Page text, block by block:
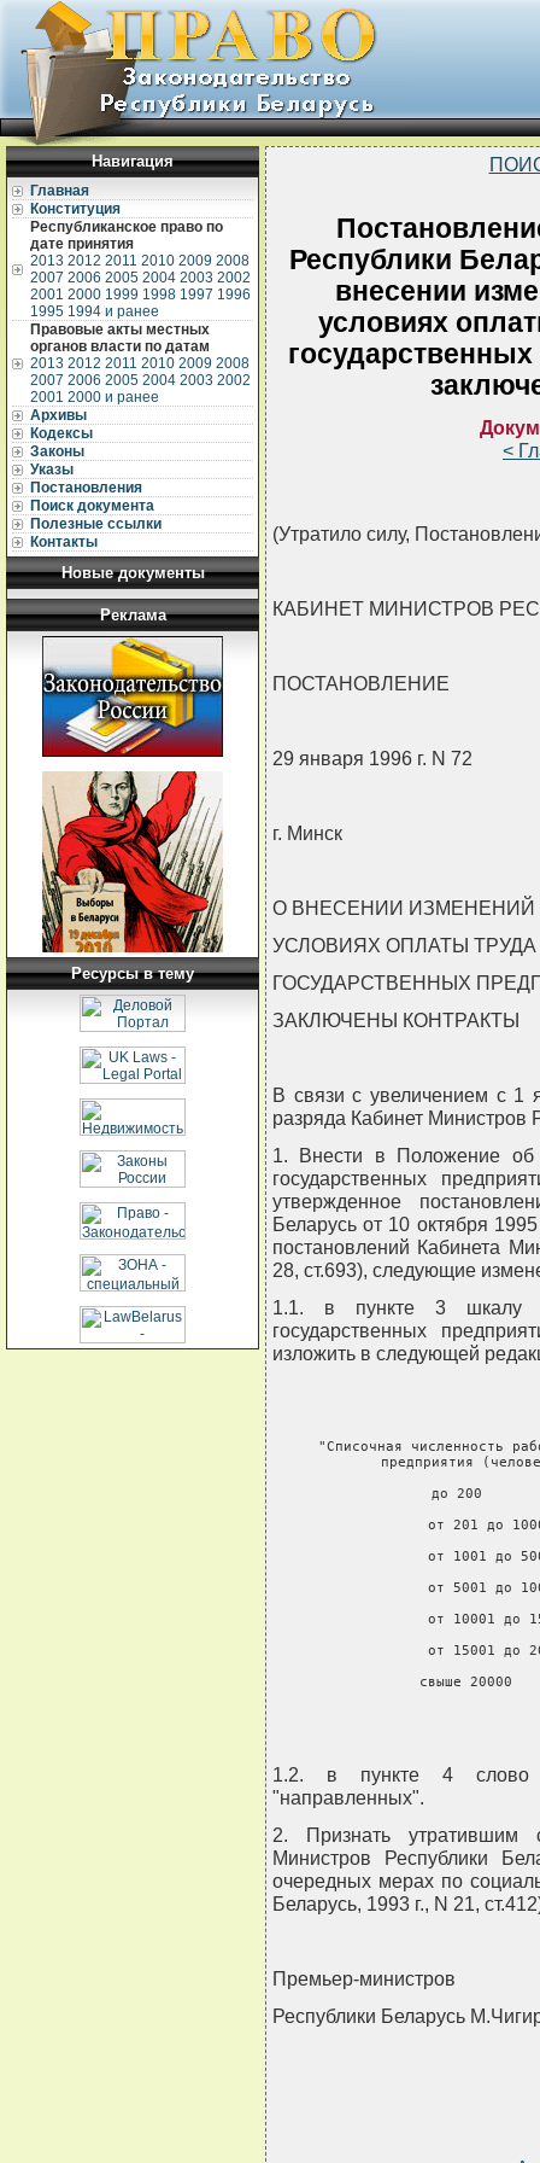
Навигация
Главная
Конституция
Республиканское право по
дате принятия
2013 2012 2011 2010 2009 2008
2007 2006 2005 2004 2003 2002
2001 2000 1999 1998 1997 1996
1995 1994 и ранее
Правовые акты местных
органов власти по датам
2013 2012 2011 2010 2009 2008
2007 2006 2005 2004 2003 2002
2001 2000 и ранее
Архивы
Кодексы
Законы
Указы
Постановления
Поиск документа
Полезные ссылки
Контакты
Новые документы
Реклама
Ресурсы в тему
Республики
внесении
условиях
<
(Утратило силу,
КАБИНЕТ МИНИСТРОВ
ПОСТАНОВЛЕНИЕ
29 января 1996 г. N 72
г. Минск
О ВНЕСЕНИИ
УСЛОВИЯХ ОПЛАТЫ
ГОСУДАРСТВЕННЫХ
ЗАКЛЮЧЕНЫ КОНТРАКТЫ
В связи с увеличением с 1
разряда Кабинет
1. Внести в Положение об
государственных
утвержденное
Беларусь от 10 октября
постановлений Кабинета
28, ст.693), следующие
1.1. в пункте 3 шкалу
государственных
изложить в следующей
"Списочная численность
предприятия
до 200
от 201 до
от 1001 до
от 5001 до
от 10001 до
от 15001 до
свыше 20000
1.2. в пункте 4 слово
"направленных".
2. Признать утратившим
Министров Республики
очередных мерах по
Беларусь, 1993 г., N 21,
Премьер-министров
Республики Беларусь